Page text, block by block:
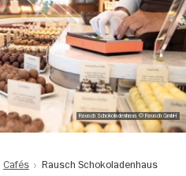
Rausch Schokoladenhaus © Rausch GmbH
Cafés Rausch Schokoladenhaus